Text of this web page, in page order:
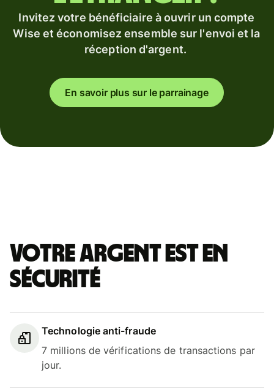
Invitez votre bénéficiaire à ouvrir un compte
Wise et économisez ensemble sur l'envoi et la
réception d'argent.
En savoir plus sur le parrainage
Votre argent est en
sécurité
Technologie anti-fraude
7 millions de vérifications de transactions par
jour.